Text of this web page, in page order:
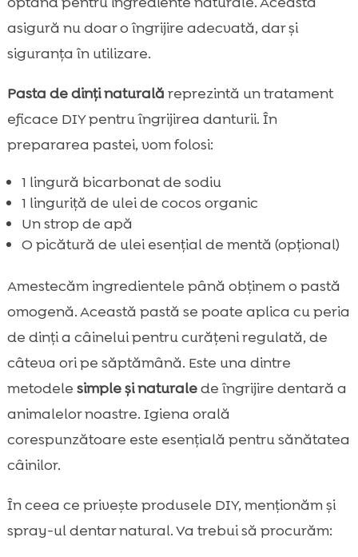
asigură nu doar o îngrijire adecvată, dar și
siguranța în utilizare.
Pasta de dinți naturală reprezintă un tratament
eficace DIY pentru îngrijirea danturii. În
prepararea pastei, vom folosi:
1 lingură bicarbonat de sodiu
1 linguriță de ulei de cocos organic
Un strop de apă
O picătură de ulei esențial de mentă (opțional)
Amestecăm ingredientele până obținem o pastă
omogenă. Această pastă se poate aplica cu peria
de dinți a câinelui pentru curățeni regulată, de
câteva ori pe săptămână. Este una dintre
metodele simple și naturalede îngrijire dentară a
animalelor noastre. Igiena orală
corespunzătoare este esențială pentru sănătatea
câinilor.
În ceea ce privește produsele DIY, menționăm și
spray-ul dentar natural. Va trebui să procurăm: